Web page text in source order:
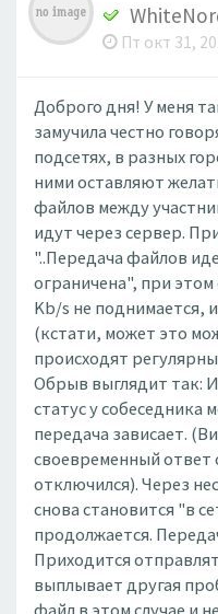
Пт окт 31,
Доброго дня! У меня
замучила честно
подсетях, в разных
ними оставляют
файлов между
идут через сервер.
"..Передача файлов
ограничена", при
Kb/s не поднимается,
(кстати, может это
происходят
Обрыв выглядит так:
статус у собеседника
передача зависает.
своевременный ответ
отключился). Через
снова становится "в
продолжается.
Приходится
выплывает другая